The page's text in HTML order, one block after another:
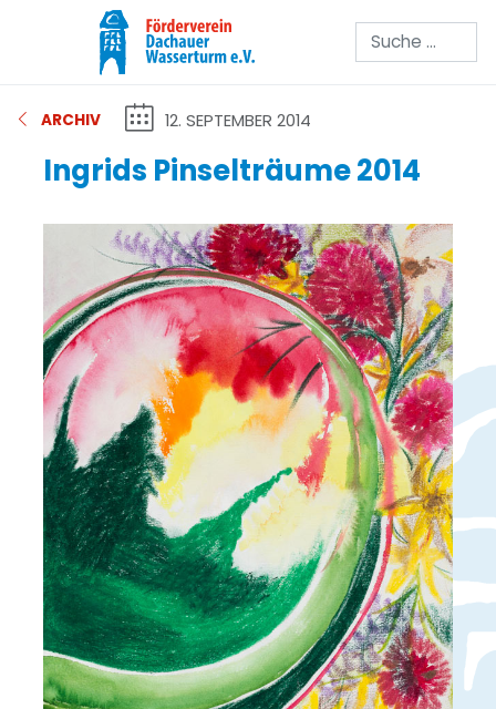
Suchen
ARCHIV 12. SEPTEMBER 2014
Ingrids Pinselträume 2014